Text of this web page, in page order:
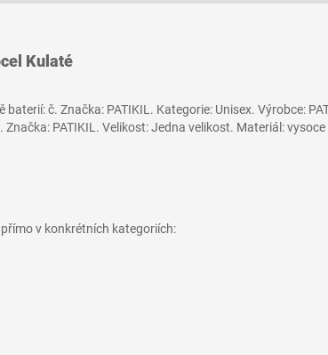
Kulaté
č. Značka: PATIKIL. Kategorie: Unisex. Výrobce:
PATIKIL. Velikost: Jedna velikost. Materiál:
v konkrétních kategoriích: